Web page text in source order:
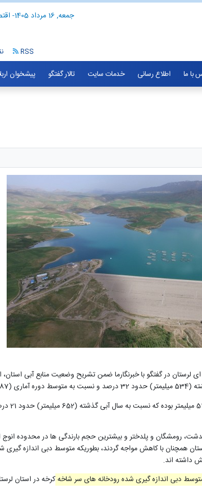
- جمعه, 16 مرداد 1405
RSS
با ما اطلاع رسانی خدمات سایت تالار گفتگو
پیشخوان
در گفتگو با خبرنگارما ضمن تشریح وضعیت منابع آبی
رومشگان و پلدختر و بیشترین حجم بارندگی ها در محدوده
همچنان با کاهش مواجه گردند، بطوریکه متوسط دبی اندازه گیری
دبی اندازه گیری شده رودخانه های سر شاخهکرخه در استان